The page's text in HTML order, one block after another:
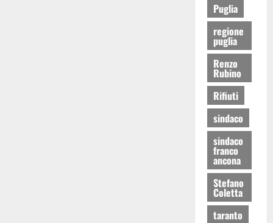
Puglia
regione
puglia
Renzo
Rubino
Rifiuti
sindaco
sindaco
franco
ancona
Stefano
Coletta
taranto